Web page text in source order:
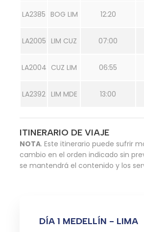
LA2385 BOG LIM 12:20
LA2005 LIM CUZ 07:00
LA2004 CUZ LIM 06:55
LA2392 LIM MDE 13:00
ITINERARIO DE VIAJE
NOTA. Este itinerario puede sufrir
cambio en el orden indicado sin
se mantendrá el contenido y los
DÍA 1 MEDELLÍN - LIMA